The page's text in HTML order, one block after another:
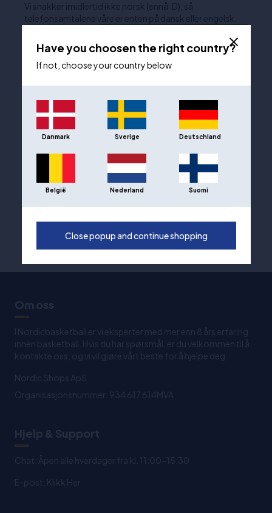
Vi snakker imidlertid ikke norsk (ennå :D), så
telefonsamtalene våre er enten på dansk eller engelsk.
Om oss
I Nordicbasketball er vi eksperter med mer enn 8 års erfaring
innen basketball. Hvis du har spørsmål, er du velkommen til å
kontakte oss, og vi vil gjøre vårt beste for å hjelpe deg
Nordic Shops ApS
Organisasjonsnummer: 934 617 614MVA
Hjelp & Support
Chat: Åpen alle hverdager fra kl. 11:00-15:30.
E-post: Klikk Her
Have you choosen the right country?
If not, choose your country below
Danmark Sverige Deutschland
België Nederland Suomi
Close popup and continue shopping